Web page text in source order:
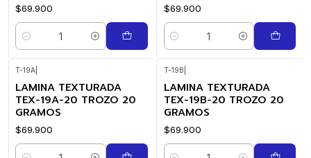
$69.900
Cantidad
$69.900
Cantidad
T-19A
LAMINA TEXTURADA
TEX-19A-20 TROZO 20
GRAMOS
$69.900
T-19B
LAMINA TEXTURADA
TEX-19B-20 TROZO 20
GRAMOS
$69.900